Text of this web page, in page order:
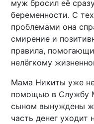
муж бросил её
беременности. С
проблемами она
смирение и
правила,
нелёгкому
Мама Никиты уже
помощью в Службу
сыном вынуждены
часть денег уходит